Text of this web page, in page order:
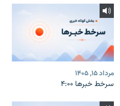
مرداد ۱۵, ۱۴۰۵
سرخط خبرها ۴:۰۰